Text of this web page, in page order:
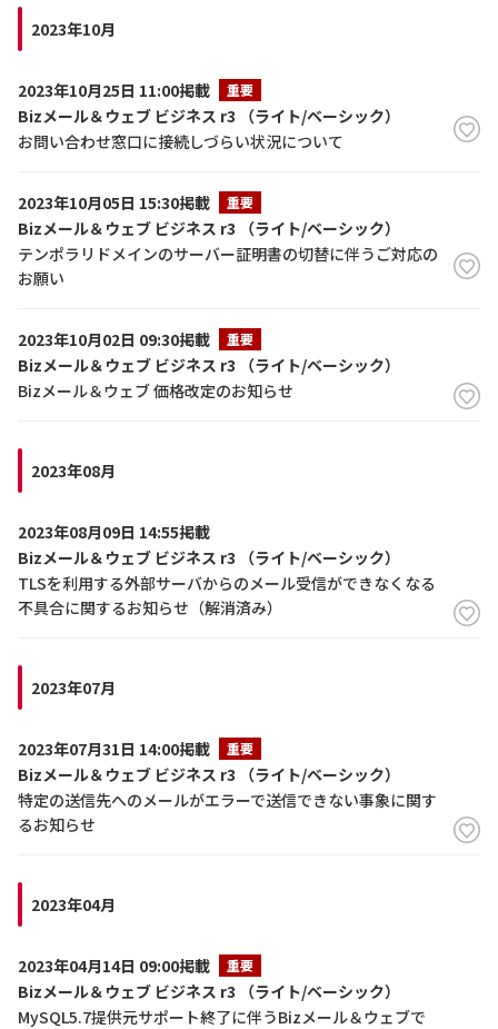
2023年10月
2023年10月25日 11:00掲載 重要
Bizメール＆ウェブ ビジネス r3 （ライト/ベーシック）
お問い合わせ窓口に接続しづらい状況について
2023年10月05日 15:30掲載 重要
Bizメール＆ウェブ ビジネス r3 （ライト/ベーシック）
テンポラリドメインのサーバー証明書の切替に伴うご対応の
お願い
2023年10月02日 09:30掲載 重要
Bizメール＆ウェブ ビジネス r3 （ライト/ベーシック）
Bizメール＆ウェブ 価格改定のお知らせ
2023年08月
2023年08月09日 14:55掲載
Bizメール＆ウェブ ビジネス r3 （ライト/ベーシック）
TLSを利用する外部サーバからのメール受信ができなくなる
不具合に関するお知らせ（解消済み）
2023年07月
2023年07月31日 14:00掲載 重要
Bizメール＆ウェブ ビジネス r3 （ライト/ベーシック）
特定の送信先へのメールがエラーで送信できない事象に関す
るお知らせ
2023年04月
2023年04月14日 09:00掲載 重要
Bizメール＆ウェブ ビジネス r3 （ライト/ベーシック）
MySQL5.7提供元サポート終了に伴うBizメール＆ウェブで